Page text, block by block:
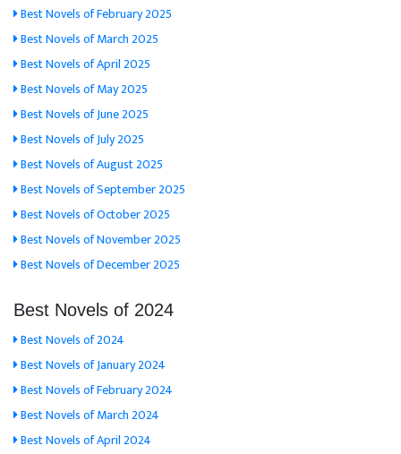
Best Novels of February 2025
Best Novels of March 2025
Best Novels of April 2025
Best Novels of May 2025
Best Novels of June 2025
Best Novels of July 2025
Best Novels of August 2025
Best Novels of September 2025
Best Novels of October 2025
Best Novels of November 2025
Best Novels of December 2025
Best Novels of 2024
Best Novels of 2024
Best Novels of January 2024
Best Novels of February 2024
Best Novels of March 2024
Best Novels of April 2024